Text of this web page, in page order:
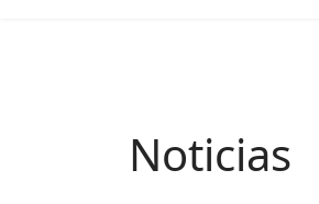
Noticias